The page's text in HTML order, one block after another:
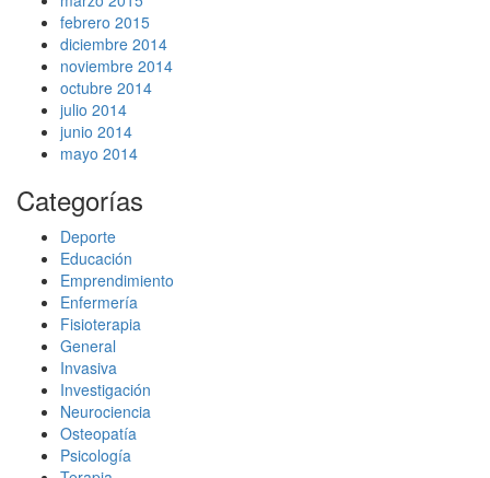
febrero 2015
diciembre 2014
noviembre 2014
octubre 2014
julio 2014
junio 2014
mayo 2014
Categorías
Deporte
Educación
Emprendimiento
Enfermería
Fisioterapia
General
Invasiva
Investigación
Neurociencia
Osteopatía
Psicología